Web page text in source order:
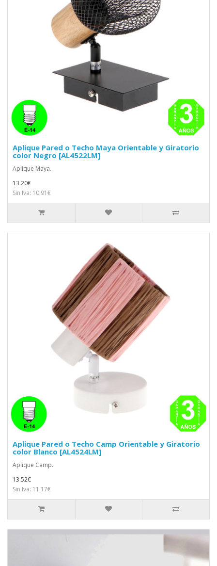
Aplique Pared o Techo Maya Orientable y Giratorio
color Negro [AL4522LM]
Aplique Maya..
13.20€
Sin Iva: 10.91€
Aplique Pared o Techo Camp Orientable y Giratorio
color Blanco [AL4524LM]
Aplique Camp..
13.52€
Sin Iva: 11.17€